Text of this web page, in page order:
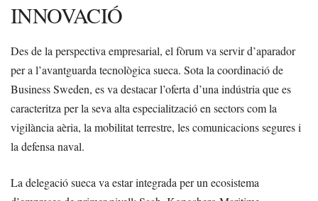
INNOVACIÓ
Des de la perspectiva empresarial, el fòrum va servir d’aparador
per a l’avantguarda tecnològica sueca. Sota la coordinació de
Business Sweden, es va destacar l’oferta d’una indústria que es
caracteritza per la seva alta especialització en sectors com la
vigilància aèria, la mobilitat terrestre, les comunicacions segures i
la defensa naval.
La delegació sueca va estar integrada per un ecosistema